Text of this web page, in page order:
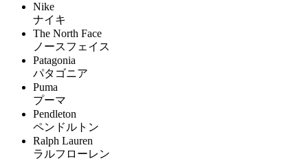
Nike
ナイキ
The North Face
ノースフェイス
Patagonia
パタゴニア
Puma
プーマ
Pendleton
ペンドルトン
Ralph Lauren
ラルフローレン